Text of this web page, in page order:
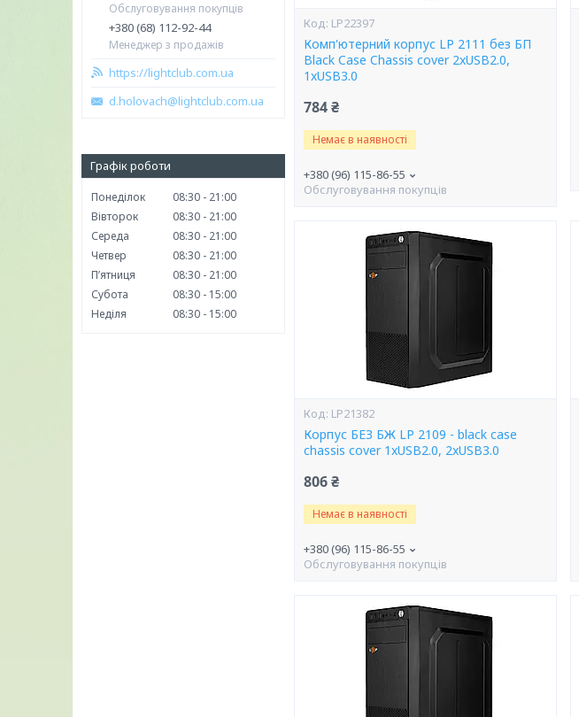
Обслуговування покупців
+380 (68) 112-92-44
Менеджер з продажів
https://lightclub.com.ua
d.holovach@lightclub.com.ua
Графік роботи
Понеділок 08:30
21:00
Вівторок
08:30
21:00
Середа
08:30
21:00
Четвер
08:30
21:00
Пʼятниця
08:30
21:00
Субота
08:30
15:00
Неділя
08:30 15:00
LP22397
Комп'ютерний корпус LP 2111 без БП
Black Case Chassis cover 2xUSB2.0,
1xUSB3.0
784 ₴
Немає в наявності
+380 (96) 115-86-55
Обслуговування покупців
LP21382
Корпус БЕЗ БЖ LP 2109 - black case
chassis cover 1xUSB2.0, 2xUSB3.0
806 ₴
Немає в наявності
+380 (96) 115-86-55
Обслуговування покупців